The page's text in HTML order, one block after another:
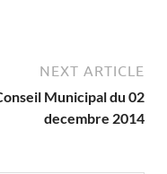
NEXT ARTICLE
Municipal du 02
decembre 2014